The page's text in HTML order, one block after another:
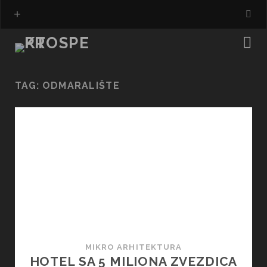
TAG: ODMARALIŠTE
MIKRO ARHITEKTURA
HOTEL SA 5 MILIONA ZVEZDICA